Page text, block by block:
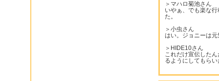
＞マハロ菊池さん
いやぁ、でも楽な
た。
＞小虫さん
はい。ジョニーは
＞HIDE10さん
これだけ宣伝した
るようにしてもら